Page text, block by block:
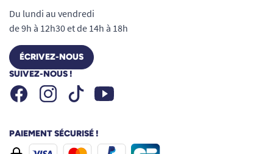
Du lundi au vendredi
de 9h à 12h30 et de 14h à 18h
ÉCRIVEZ-NOUS
SUIVEZ-NOUS !
FacebookInstagramTiktok Youtube
PAIEMENT SÉCURISÉ !